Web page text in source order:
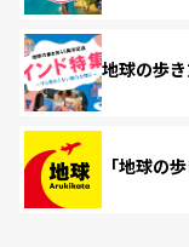
地球の歩
「地球の